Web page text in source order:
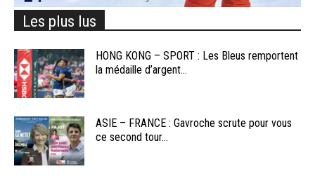
Les plus lus
HONG KONG – SPORT : Les Bleus remportent
la médaille d’argent...
ASIE – FRANCE : Gavroche scrute pour vous
ce second tour...